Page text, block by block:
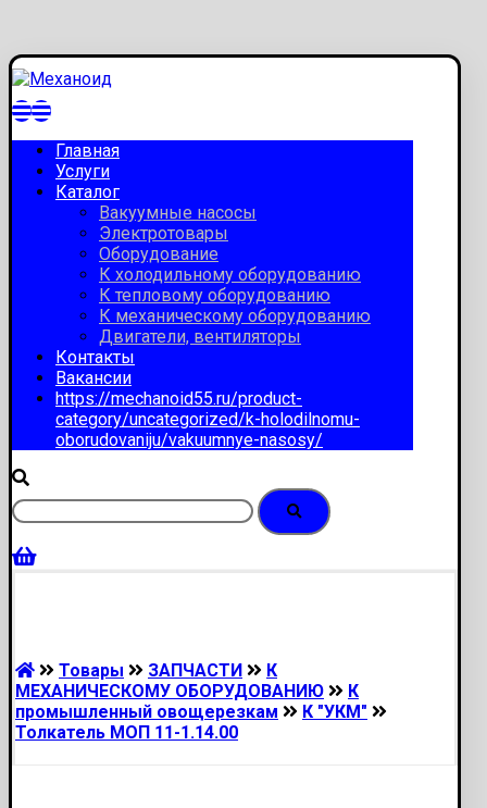
Главная
Услуги
Каталог
Вакуумные насосы
Электротовары
Оборудование
К холодильному оборудованию
К тепловому оборудованию
К механическому оборудованию
Двигатели, вентиляторы
Контакты
Вакансии
https://mechanoid55.ru/product-
category/uncategorized/k-holodilnomu-
oborudovaniju/vakuumnye-nasosy/
Товары ЗАПЧАСТИ
К
МЕХАНИЧЕСКОМУ ОБОРУДОВАНИЮ
К
промышленный овощерезкам
К "УКМ"
Толкатель МОП 11-1.14.00